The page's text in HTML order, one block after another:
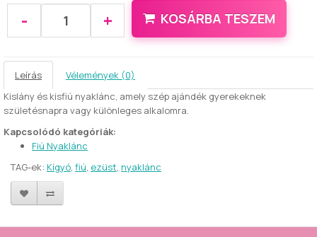
- + KOSÁRBA TESZEM
Leírás
Vélemények (0)
Kislány és kisfiú nyaklánc, amely szép ajándék gyerekeknek
születésnapra vagy különleges alkalomra.
Kapcsolódó kategóriák:
Fiú Nyaklánc
TAG-ek: Kígyó, fiú, ezüst, nyaklánc